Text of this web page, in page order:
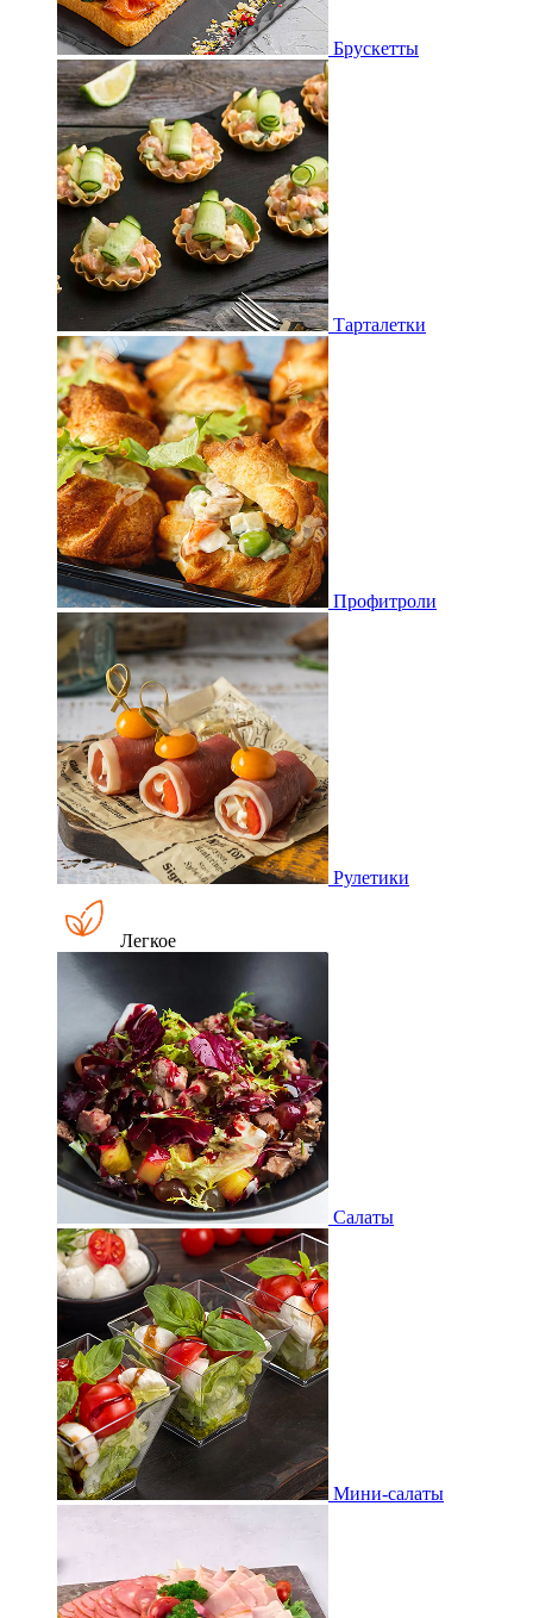
Брускетты
Тарталетки
Профитроли
Рулетики
Легкое
Салаты
Мини-салаты